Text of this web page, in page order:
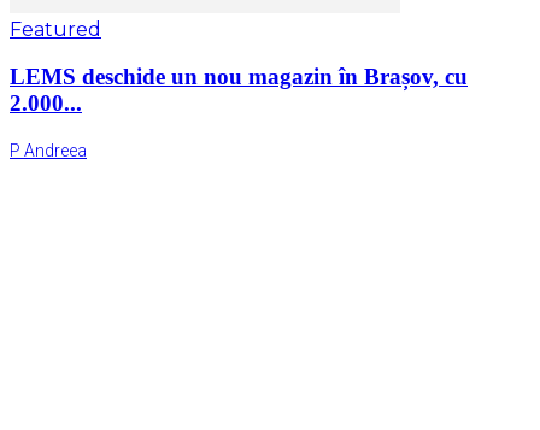
Featured
LEMS deschide un nou magazin în Brașov, cu
2.000...
P Andreea